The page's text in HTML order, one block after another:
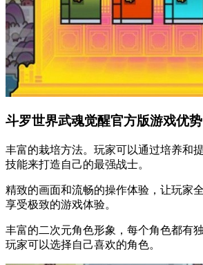
斗罗世界武魂觉醒官方版游戏优势
丰富的栽培方法。玩家可以通过培养和
技能来打造自己的最强战士。
精致的画面和流畅的操作体验，让玩家
享受极致的游戏体验。
丰富的二次元角色形象，每个角色都有
玩家可以选择自己喜欢的角色。